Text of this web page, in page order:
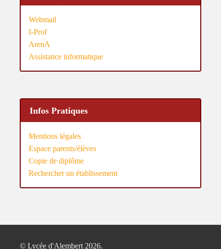
Webmail
I-Prof
ArenA
Assistance informatique
Infos Pratiques
Mentions légales
Espace parents/élèves
Copie de diplôme
Rechercher un établissement
© Lycée d'Alembert 2026.